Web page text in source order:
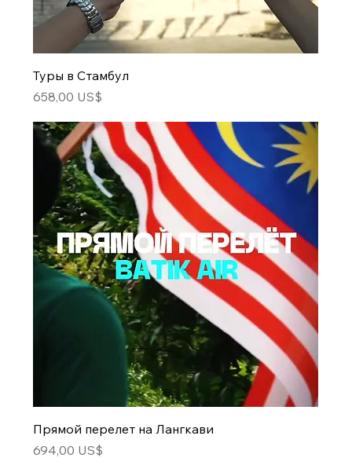
Туры в Стамбул
Цена
658,00 US$
Прямой перелет на Лангкави
Цена
694,00 US$